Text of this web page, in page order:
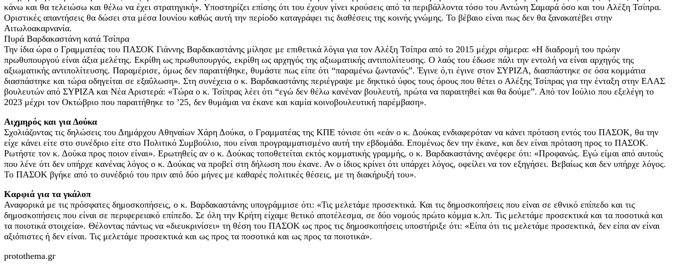
κάνω και θα τελειώσω και θέλω να έχει στρατηγική». Υποστηρίζει επίσης ότι του έχουν γίνει κρούσεις από τα περιβάλλοντα τόσο του Αντώνη Σαμαρά όσο και του Αλέξη Τσίπρα.
Οριστικές απαντήσεις θα δώσει στα μέσα Ιουνίου καθώς αυτή την περίοδο καταγράφει τις διαθέσεις της κοινής γνώμης. Το βέβαιο είναι πως δεν θα ξανακατέβει στην
Αιτωλοακαρνανία.
Πυρά Βαρδακαστάνη κατά Τσίπρα
Την ίδια ώρα ο Γραμματέας του ΠΑΣΟΚ Γιάννης Βαρδακαστάνης μίλησε με επιθετικά λόγια για τον Αλέξη Τσίπρα από το 2015 μέχρι σήμερα: «Η διαδρομή του πρώην
πρωθυπουργού είναι άξια μελέτης. Εκρίθη ως πρωθυπουργός, εκρίθη ως αρχηγός της αξιωματικής αντιπολίτευσης. Ο λαός του έδωσε πάλι την εντολή να είναι αρχηγός της
αξιωματικής αντιπολίτευσης. Παραμέρισε, όμως δεν παραιτήθηκε, θυμάστε πως είπε ότι “παραμένω ζωντανός”. Έγινε ό,τι έγινε στον ΣΥΡΙΖΑ, διασπάστηκε σε όσα κομμάτια
διασπάστηκε και τώρα οδηγείται σε εξαΰλωση». Στη συνέχεια ο κ. Βαρδακαστάνης περιέγραψε με δηκτικό ύφος τους όρους που θέτει ο Αλέξης Τσίπρας για την ένταξη στην ΕΛΑΣ
βουλευτών από ΣΥΡΙΖΑ και Νέα Αριστερά: «Τώρα ο κ. Τσίπρας λέει ότι “εγώ δεν θέλω κανέναν βουλευτή, πρώτα να παραιτηθεί και θα δούμε”. Από τον Ιούλιο που εξελέγη το
2023 μέχρι τον Οκτώβριο που παραιτήθηκε το ’25, δεν θυμάμαι να έκανε και καμία κοινοβουλευτική παρέμβαση».
Αιχμηρός και για Δούκα
Σχολιάζοντας τις δηλώσεις του Δημάρχου Αθηναίων Χάρη Δούκα, ο Γραμματέας της ΚΠΕ τόνισε ότι «εάν ο κ. Δούκας ενδιαφερόταν να κάνει πρόταση εντός του ΠΑΣΟΚ, θα την
είχε κάνει είτε στο συνέδριο είτε στο Πολιτικό Συμβούλιο, που είναι προγραμματισμένο αυτή την εβδομάδα. Επομένως δεν την έκανε, και δεν είναι πρόταση προς το ΠΑΣΟΚ.
Ρωτήστε τον κ. Δούκα προς ποιον είναι». Ερωτηθείς αν ο κ. Δούκας τοποθετείται εκτός κομματικής γραμμής, ο κ. Βαρδακαστάνης ανέφερε ότι: «Προφανώς. Εγώ είμαι από αυτούς
που λένε ότι δεν υπήρχε κανένας λόγος ο κ. Δούκας να προβεί στη δήλωση που έκανε. Αν ο ίδιος κρίνει ότι υπάρχει λόγος, οφείλει να τον εξηγήσει. Βεβαίως και δεν υπήρχε λόγος.
Το ΠΑΣΟΚ βγήκε από το συνέδριό του πριν από δύο μήνες με καθαρές πολιτικές θέσεις, με τη διακήρυξή του».
Καρφιά για τα γκάλοπ
Αναφορικά με τις πρόσφατες δημοσκοπήσεις, ο κ. Βαρδακαστάνης υπογράμμισε ότι: «Τις μελετάμε προσεκτικά. Και τις δημοσκοπήσεις που είναι σε εθνικό επίπεδο και τις
δημοσκοπήσεις που είναι σε περιφερειακό επίπεδο. Σε όλη την Κρήτη είχαμε θετικό αποτέλεσμα, σε δύο νομούς πρώτο κόμμα κ.λπ. Τις μελετάμε προσεκτικά και τα ποσοτικά και
τα ποιοτικά στοιχεία». Θέλοντας πάντως να «διευκρινίσει» τη θέση του ΠΑΣΟΚ ως προς τις δημοσκοπήσεις υποστήριξε ότι: «Είπα ότι τις μελετάμε προσεκτικά, δεν είπα αν είναι
αξιόπιστες ή δεν είναι. Τις μελετάμε προσεκτικά και ως προς τα ποσοτικά και ως προς τα ποιοτικά».
protothema.gr